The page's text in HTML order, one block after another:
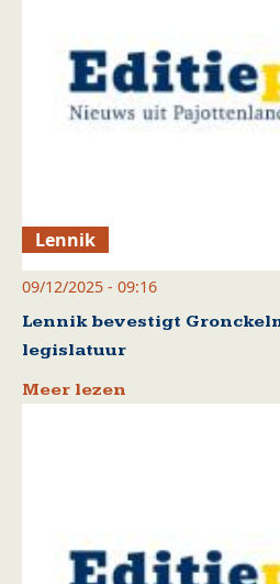
Lennik
09/12/2025 - 09:16
Lennik bevestigt
legislatuur
Meer lezen